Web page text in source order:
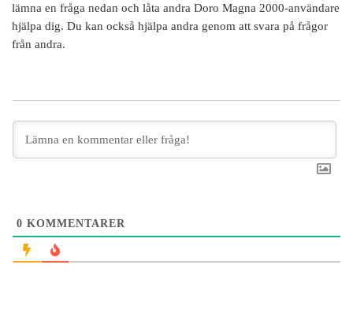
lämna en fråga nedan och låta andra Doro Magna 2000-användare
hjälpa dig. Du kan också hjälpa andra genom att svara på frågor
från andra.
0 KOMMENTARER